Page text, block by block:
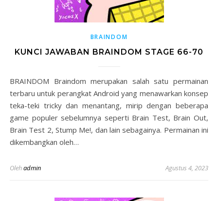
BRAINDOM
KUNCI JAWABAN BRAINDOM STAGE 66-70
BRAINDOM Braindom merupakan salah satu permainan
terbaru untuk perangkat Android yang menawarkan konsep
teka-teki tricky dan menantang, mirip dengan beberapa
game populer sebelumnya seperti Brain Test, Brain Out,
Brain Test 2, Stump Me!, dan lain sebagainya. Permainan ini
dikembangkan oleh…
Olehadmin Agustus 4, 2023